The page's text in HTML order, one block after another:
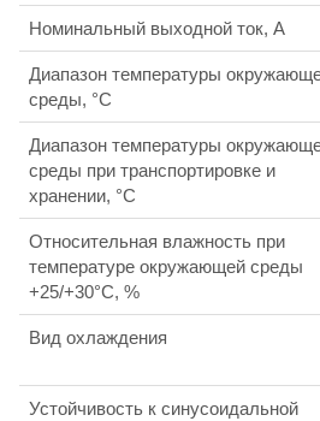
Номинальный выходной ток, А
Диапазон температуры
среды, °С
Диапазон температуры
среды при транспортировке и
хранении, °С
Относительная влажность при
температуре окружающей среды
+25/+30°С, %
Вид охлаждения
Устойчивость к синусоидальной